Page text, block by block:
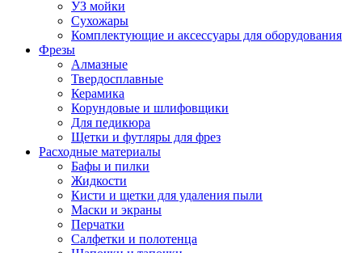
УЗ мойки
Сухожары
Комплектующие и аксессуары для оборудования
Фрезы
Алмазные
Твердосплавные
Керамика
Корундовые и шлифовщики
Для педикюра
Щетки и футляры для фрез
Расходные материалы
Бафы и пилки
Жидкости
Кисти и щетки для удаления пыли
Маски и экраны
Перчатки
Салфетки и полотенца